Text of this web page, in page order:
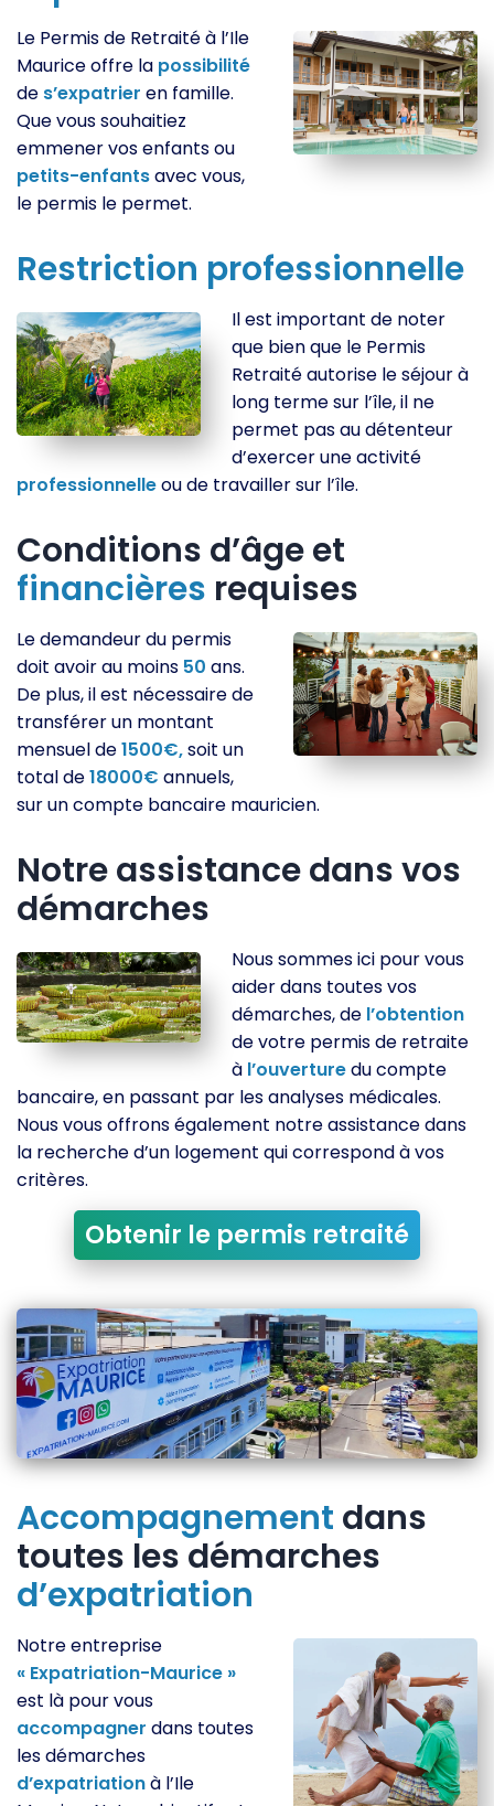
Le Permis de Retraité à l’Ile
Maurice offre la possibilité
de s’expatrier en famille.
Que vous souhaitiez
emmener vos enfants ou
petits-enfantsavec vous,
le permis le permet.
Restriction professionnelle
Il est important de noter
que bien que le Permis
Retraité autorise le séjour à
long terme sur l’île, il ne
permet pas au détenteur
d’exercer une activité
professionnelleou de travailler sur l’île.
Conditions d’âge et
financières requises
Le demandeur du permis
doit avoir au moins 50 ans.
De plus, il est nécessaire de
transférer un montant
mensuel de1500€,soit un
total de18000€ annuels,
sur un compte bancaire mauricien.
Notre assistance dans vos
démarches
Nous sommes ici pour vous
aider dans toutes vos
démarches, de l’obtention
de votre permis de retraite
à l’ouverturedu compte
bancaire, en passant par les analyses médicales.
Nous vous offrons également notre assistance dans
la recherche d’un logement qui correspond à vos
critères.
Obtenir le permis retraité
Accompagnement dans
toutes les démarches
d’expatriation
Notre entreprise
« Expatriation-Maurice »
est là pour vous
accompagner dans toutes
les démarches
d’expatriationà l’Ile